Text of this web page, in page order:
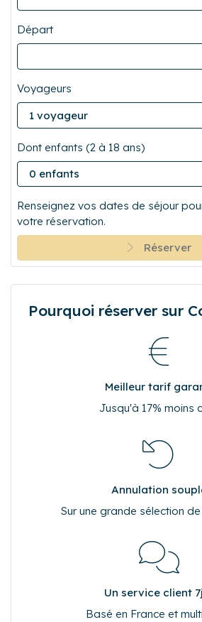
Départ
Voyageurs
Dont enfants (2 à 18 ans)
Renseignez vos dates de séjour
votre réservation.
Réserver
Meilleur tarif
Annulation
Un service client